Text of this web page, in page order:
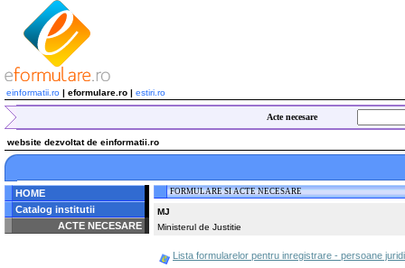
einformatii.ro | eformulare.ro | estiri.ro
Acte necesare
website dezvoltat de einformatii.ro
HOME
Catalog institutii
ACTE NECESARE
FORMULARE SI ACTE NECESARE
MJ
Ministerul de Justitie
Lista formularelor pentru inregistrare - persoane